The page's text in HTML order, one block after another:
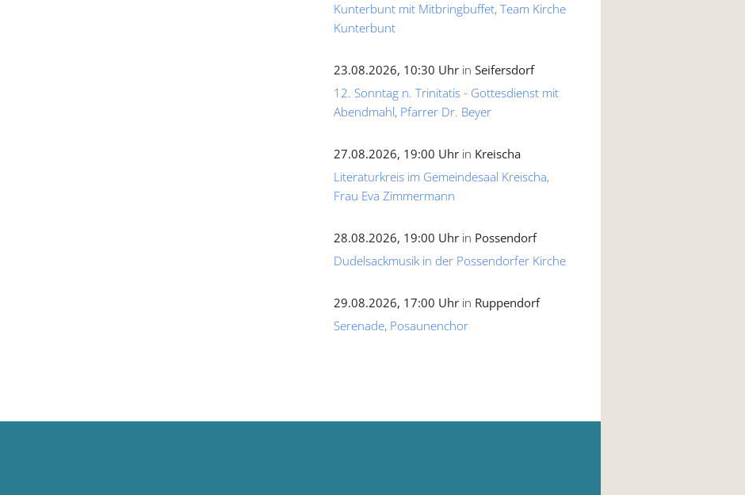
Kunterbunt mit Mitbringbuffet, Team Kirche
Kunterbunt
23.08.2026, 10:30 Uhr in Seifersdorf
12. Sonntag n. Trinitatis - Gottesdienst mit
Abendmahl, Pfarrer Dr. Beyer
27.08.2026, 19:00 Uhr in Kreischa
Literaturkreis im Gemeindesaal Kreischa,
Frau Eva Zimmermann
28.08.2026, 19:00 Uhr in Possendorf
Dudelsackmusik in der Possendorfer Kirche
29.08.2026, 17:00 Uhr in Ruppendorf
Serenade, Posaunenchor